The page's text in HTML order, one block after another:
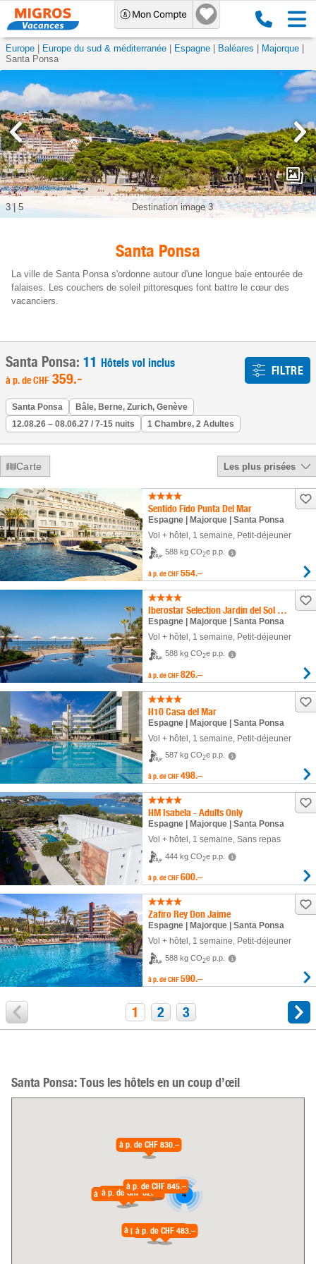
Europe Europe du sud & méditerranée Espagne Baléares
Majorque
Santa Ponsa
Destination image 3
3|5
Santa Ponsa
La ville de Santa Ponsa s'ordonne autour d'une longue baie entourée de
falaises. Les couchers de soleil pittoresques font battre le cœur des
vacanciers.
Santa Ponsa: 11 Hôtels vol inclus
à p. deCHF 359.- FILTRE
Santa Ponsa
Bâle, Berne, Zurich, Genève
12.08.26 – 08.06.27 / 7-15 nuits
1 Chambre, 2 Adultes
Carte Les plus prisées
Sentido Fido Punta Del Mar
Espagne | Majorque | Santa Ponsa
Vol + hôtel , 1 semaine, Petit-déjeuner
588 kg CO2e p.p.
à p. de CHF 554.–
Iberostar Selection Jardin del Sol Suites
Espagne | Majorque | Santa Ponsa
Vol + hôtel 1 semaine , Petit-déjeuner
588 kg CO2e p.p.
à p. de CHF 826.–
H10 Casa del Mar
Espagne | Majorque | Santa Ponsa
Vol + hôtel 1 semaine , Petit-déjeuner
587 kg CO2e p.p.
à p. de CHF 498.–
HM Isabela - Adults Only
Espagne | Majorque | Santa Ponsa
Vol + hôtel , 1 semaine, Sans repas
444 kg CO2e p.p.
à p. de CHF 600.–
Zafiro Rey Don Jaime
Espagne | Majorque | Santa Ponsa
Vol + hôtel , 1 semaine, Petit-déjeuner
588 kg CO2e p.p.
à p. de CHF 590.–
1 2 3
Santa Ponsa: Tous les hôtels en un coup d’œil
4
à p. de CHF 359.–
à p. de CHF 483.–
à p. de CHF 554.–
à p. de CHF 826.–
à p. de CHF 830.–
à p. de CHF 845.–